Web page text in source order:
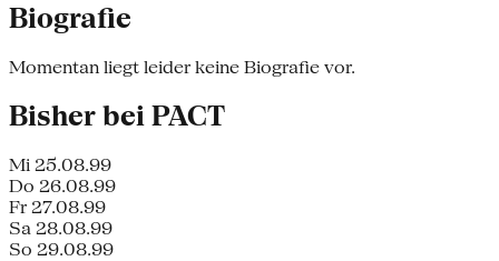
Biografie
Momentan liegt leider keine Biografie vor.
Bisher bei PACT
Mi 25.08.99
Do 26.08.99
Fr 27.08.99
Sa 28.08.99
So 29.08.99